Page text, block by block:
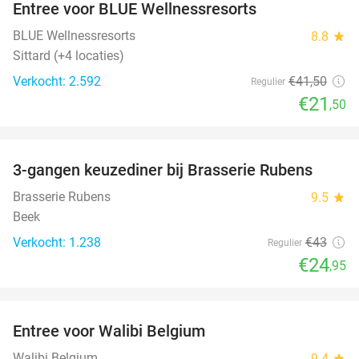
Entree voor BLUE Wellnessresorts
BLUE Wellnessresorts 8.8 star
Sittard (+4 locaties)
Verkocht: 2.592
Regulier €41,50
€21 ,50
42%
3-gangen keuzediner bij Brasserie Rubens
Brasserie Rubens 9.5 star
Beek
Verkocht: 1.238
Regulier €43
€24,95
Entree voor Walibi Belgium